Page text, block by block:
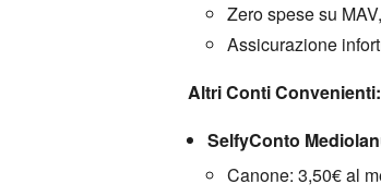
Zero spese su MAV,
Assicurazione
Altri Conti Convenienti:
SelfyConto
Canone: 3,50€ al